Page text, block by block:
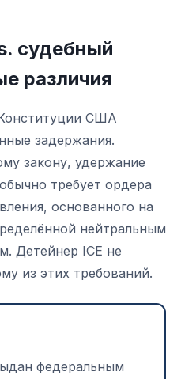
судебный
различия
США
задержания.
закону, удержание
требует ордера
основанного на
нейтральным
Детейнер ICE не
из этих требований.
федеральным